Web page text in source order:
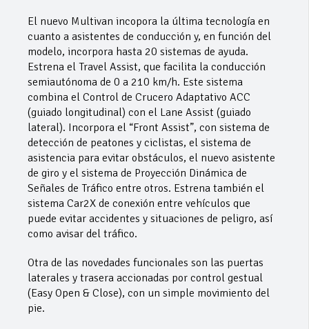
El nuevo Multivan incopora la última tecnología en
cuanto a asistentes de conducción y, en función del
modelo, incorpora hasta 20 sistemas de ayuda.
Estrena el Travel Assist, que facilita la conducción
semiautónoma de 0 a 210 km/h. Este sistema
combina el Control de Crucero Adaptativo ACC
(guiado longitudinal) con el Lane Assist (guiado
lateral). Incorpora el “Front Assist”, con sistema de
detección de peatones y ciclistas, el sistema de
asistencia para evitar obstáculos, el nuevo asistente
de giro y el sistema de Proyección Dinámica de
Señales de Tráfico entre otros. Estrena también el
sistema Car2X de conexión entre vehículos que
puede evitar accidentes y situaciones de peligro, así
como avisar del tráfico.
Otra de las novedades funcionales son las puertas
laterales y trasera accionadas por control gestual
(Easy Open & Close), con un simple movimiento del
pie.